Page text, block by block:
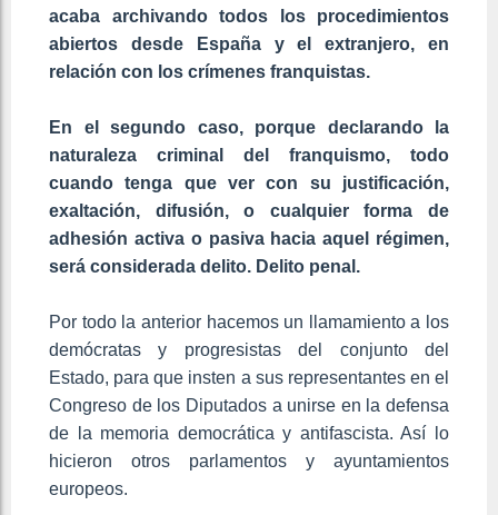
acaba archivando todos los procedimientos
abiertos desde España y el extranjero, en
relación con los crímenes franquistas.
En el segundo caso, porque declarando la
naturaleza criminal del franquismo, todo
cuando tenga que ver con su justificación,
exaltación, difusión, o cualquier forma de
adhesión activa o pasiva hacia aquel régimen,
será considerada delito. Delito penal.
Por todo la anterior hacemos un llamamiento a los
demócratas y progresistas del conjunto del
Estado, para que insten a sus representantes en el
Congreso de los Diputados a unirse en la defensa
de la memoria democrática y antifascista. Así lo
hicieron otros parlamentos y ayuntamientos
europeos.